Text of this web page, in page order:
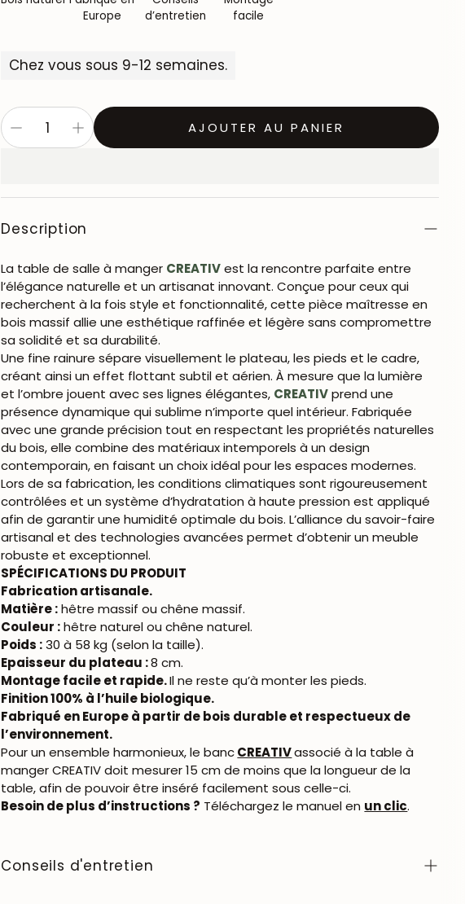
Europe
d’entretien
facile
Chez vous sous 9-12 semaines.
AJOUTER AU PANIER
Description
La table de salle à manger CREATIV est la rencontre parfaite entre
l’élégance naturelle et un artisanat innovant. Conçue pour ceux qui
recherchent à la fois style et fonctionnalité, cette pièce maîtresse en
bois massif allie une esthétique raffinée et légère sans compromettre
sa solidité et sa durabilité.
Une fine rainure sépare visuellement le plateau, les pieds et le cadre,
créant ainsi un effet flottant subtil et aérien. À mesure que la lumière
et l’ombre jouent avec ses lignes élégantes, CREATIV prend une
présence dynamique qui sublime n’importe quel intérieur. Fabriquée
avec une grande précision tout en respectant les propriétés naturelles
du bois, elle combine des matériaux intemporels à un design
contemporain, en faisant un choix idéal pour les espaces modernes.
Lors de sa fabrication, les conditions climatiques sont rigoureusement
contrôlées et un système d’hydratation à haute pression est appliqué
afin de garantir une humidité optimale du bois. L’alliance du savoir-faire
artisanal et des technologies avancées permet d’obtenir un meuble
robuste et exceptionnel.
SPÉCIFICATIONS DU PRODUIT
Fabrication artisanale.
Matière :hêtre massif ou chêne massif.
Couleur :hêtre naturel ou chêne naturel.
Poids :30 à 58 kg (selon la taille).
Epaisseur du plateau :8 cm.
Montage facile et rapide.Il ne reste qu’à monter les pieds.
Finition 100% à l’huile biologique.
Fabriqué en Europe à partir de bois durable et respectueux de
l’environnement.
Pour un ensemble harmonieux, le bancCREATIVassocié à la table à
manger CREATIV doit mesurer 15 cm de moins que la longueur de la
table, afin de pouvoir être inséré facilement sous celle-ci.
Besoin de plus d’instructions ? Téléchargez le manuel en un clic.
Conseils d'entretien